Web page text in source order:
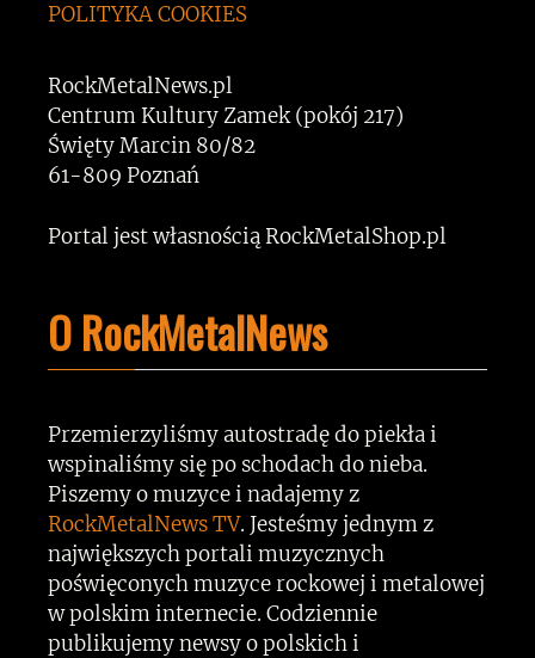
POLITYKA COOKIES
RockMetalNews.pl
Centrum Kultury Zamek (pokój 217)
Święty Marcin 80/82
61-809 Poznań
Portal jest własnością RockMetalShop.pl
O RockMetalNews
Przemierzyliśmy autostradę do piekła i
wspinaliśmy się po schodach do nieba.
Piszemy o muzyce i nadajemy z
RockMetalNews TV. Jesteśmy jednym z
największych portali muzycznych
poświęconych muzyce rockowej i metalowej
w polskim internecie. Codziennie
publikujemy newsy o polskich i